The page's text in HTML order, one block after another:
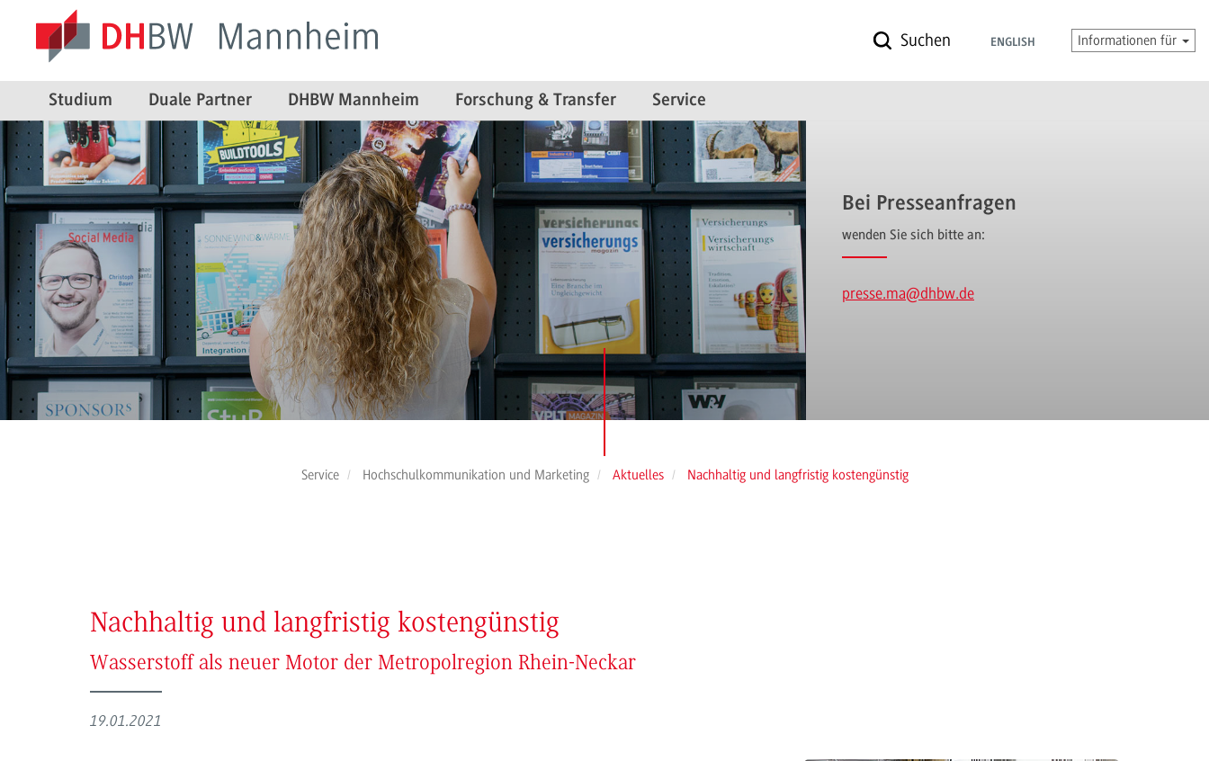
Suchen ENGLISH Informationen für
Studium Duale Partner DHBW Mannheim Forschung & Transfer Service
Bei Presseanfragen
wenden Sie sich bitte an:
presse.ma@dhbw.de
Service Hochschulkommunikation und Marketing Aktuelles Nachhaltig und langfristig kostengünstig
Nachhaltig und langfristig kostengünstig
Wasserstoff als neuer Motor der Metropolregion Rhein-Neckar
19.01.2021